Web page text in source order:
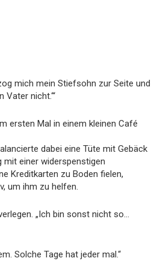
mich mein Stiefsohn zur Seite und
Vater nicht.‘“
ersten Mal in einem kleinen Café
dabei eine Tüte mit Gebäck
einer widerspenstigen
Kreditkarten zu Boden fielen,
um ihm zu helfen.
„Ich bin sonst nicht so…
Solche Tage hat jeder mal.“